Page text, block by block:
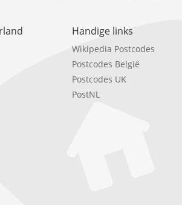
Handige links
Wikipedia Postcodes
Postcodes België
Postcodes UK
PostNL